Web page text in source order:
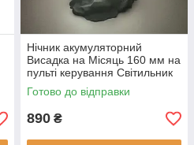
Нічник акумуляторний
Висадка на Місяць 160 мм на
пульті керування Світильник
настільний дитячий 16
кольорів
Готово до відправки
890 ₴